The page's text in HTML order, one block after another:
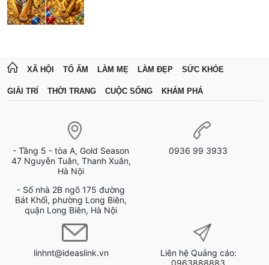
XÃ HỘI TỔ ẤM LÀM MẸ LÀM ĐẸP SỨC KHỎE
GIẢI TRÍ THỜI TRANG CUỘC SỐNG KHÁM PHÁ
- Tầng 5 - tòa A, Gold Season
47 Nguyễn Tuân, Thanh Xuân,
Hà Nội
- Số nhà 2B ngõ 175 đường
Bát Khối, phường Long Biên,
quận Long Biên, Hà Nội
0936 99 3933
linhnt@ideaslink.vn
Liên hệ Quảng cáo: